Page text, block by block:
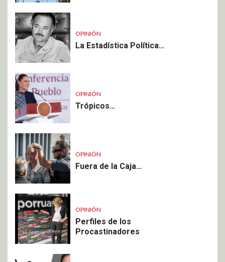
OPINIÓN
La Estadística Política…
OPINIÓN
Trópicos…
OPINIÓN
Fuera de la Caja…
OPINIÓN
Perfiles de los
Procastinadores